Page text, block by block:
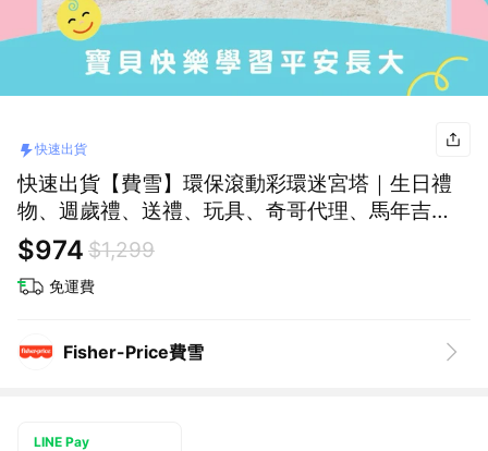
快速出貨
快速出貨【費雪】環保滾動彩環迷宮塔｜生日禮
物、週歲禮、送禮、玩具、奇哥代理、馬年吉
祥、新年快樂
$974 $1,299
免運費
Fisher-Price費雪
LINE Pay